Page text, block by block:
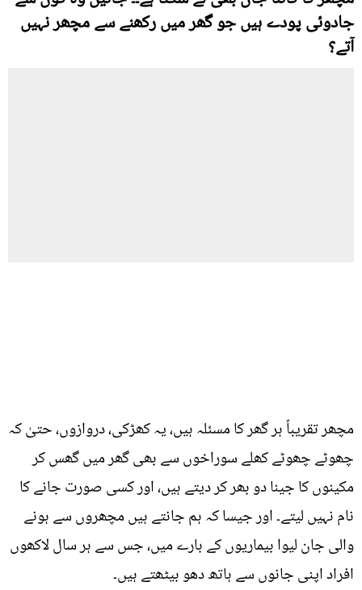
جادوئی پودے ہیں جو گھر میں رکھنے سے مچھر نہیں
آتے؟
مچھر تقریباً ہر گھر کا مسئلہ ہیں، یہ کھڑکی، دروازوں، حتیٰ کہ
چھوٹے چھوٹے کھلے سوراخوں سے بھی گھر میں گھس کر
مکینوں کا جینا دو بھر کر دیتے ہیں، اور کسی صورت جانے کا
نام نہیں لیتے۔ اور جیسا کہ ہم جانتے ہیں مچھروں سے ہونے
والی جان لیوا بیماریوں کے بارے میں، جس سے ہر سال لاکھوں
افراد اپنی جانوں سے ہاتھ دھو بیٹھتے ہیں۔